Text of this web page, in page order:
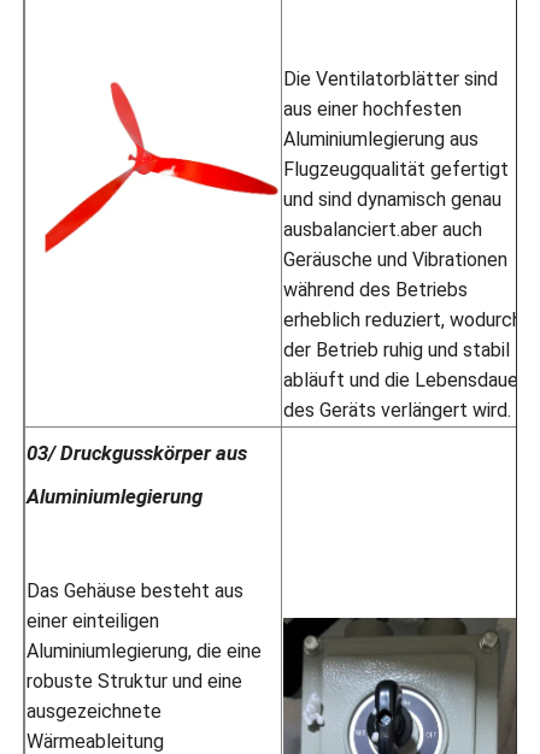
Die Ventilatorblätter sind
aus einer hochfesten
Aluminiumlegierung aus
Flugzeugqualität gefertigt
und sind dynamisch genau
ausbalanciert.aber auch
Geräusche und Vibrationen
während des Betriebs
erheblich reduziert, wodurch
der Betrieb ruhig und stabil
abläuft und die Lebensdauer
des Geräts verlängert wird.
03/ Druckgusskörper aus
Aluminiumlegierung
Das Gehäuse besteht aus
einer einteiligen
Aluminiumlegierung, die eine
robuste Struktur und eine
ausgezeichnete
Wärmeableitung